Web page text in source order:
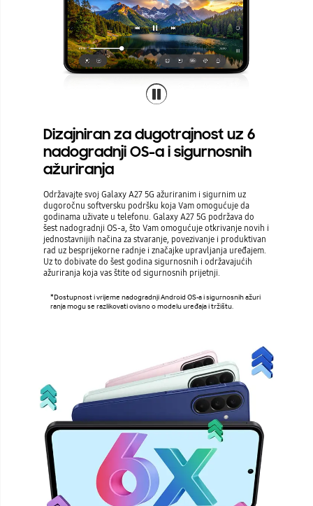
Dizajniran za dugotrajnost uz 6
nadogradnji OS-a i sigurnosnih
ažuriranja
Održavajte svoj Galaxy A27 5G ažuriranim i sigurnim uz
dugoročnu softversku podršku koja Vam omogućuje da
godinama uživate u telefonu. Galaxy A27 5G podržava do
šest nadogradnji OS-a, što Vam omogućuje otkrivanje novih i
jednostavnijih načina za stvaranje, povezivanje i produktivan
rad uz besprijekorne radnje i značajke upravljanja uređajem.
Uz to dobivate do šest godina sigurnosnih i održavajućih
ažuriranja koja vas štite od sigurnosnih prijetnji.
*Dostupnost i vrijeme nadogradnji Android OS-a i sigurnosnih ažuri
ranja mogu se razlikovati ovisno o modelu uređaja i tržištu.